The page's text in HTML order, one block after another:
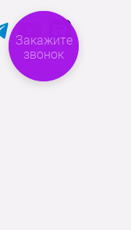
Закажите
звонок